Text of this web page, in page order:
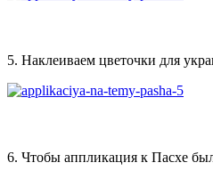
5. Наклеиваем цветочки для
6. Чтобы аппликация к Пасхе